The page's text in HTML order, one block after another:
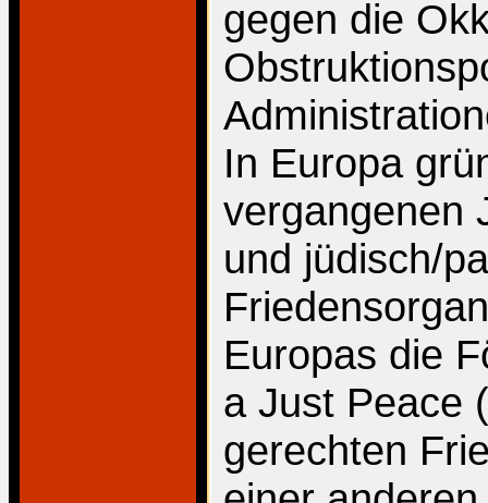
gegen die
In Europa
vergangenen
und jüdisch/
Europas die
a Just Peace
gerechten